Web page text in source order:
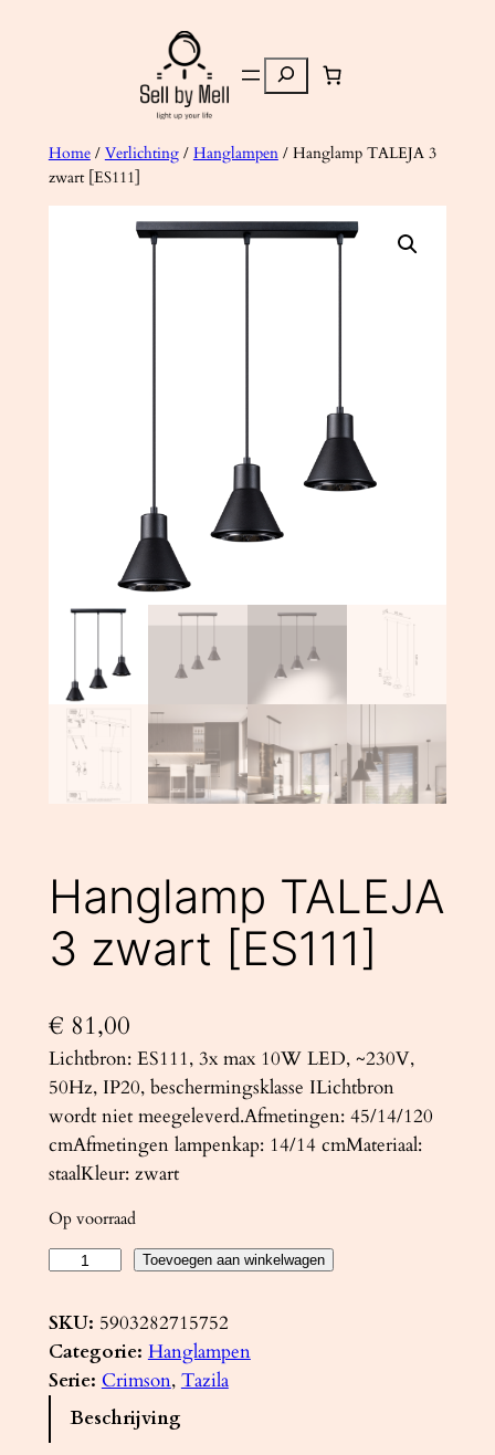
Zoeken
Home/ Verlichting/ Hanglampen/ Hanglamp TALEJA 3
zwart [ES111]
Hanglamp TALEJA
3 zwart [ES111]
€ 81,00
Lichtbron: ES111, 3x max 10W LED, ~230V,
50Hz, IP20, beschermingsklasse ILichtbron
wordt niet meegeleverd.Afmetingen: 45/14/120
cmAfmetingen lampenkap: 14/14 cmMateriaal:
staalKleur: zwart
Op voorraad
n
g
l
Toevoegen aan winkelwagen
SKU: 5903282715752
Categorie: Hanglampen
Serie: Crimson, Tazila
Beschrijving